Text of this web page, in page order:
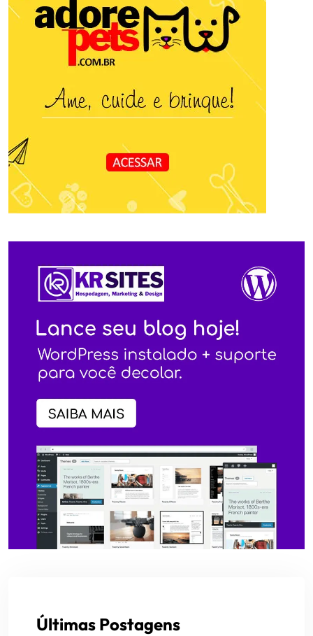
Últimas Postagens